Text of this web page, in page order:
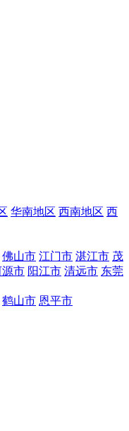
华南地区 西南地区 西
佛山市 江门市 湛江市 茂
源市 阳江市 清远市 东莞
鹤山市 恩平市